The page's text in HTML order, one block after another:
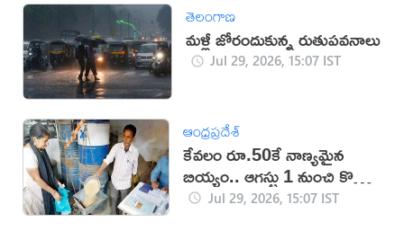
తెలంగాణ
మళ్లీ జోరందుకున్న రుతుపవనాలు
Jul 29, 2026, 15:07 IST
ఆంధ్రప్రదేశ్
కేవలం రూ.50కే నాణ్యమైన
బియ్యం.. ఆగస్టు 1 నుంచి కొత్త
పథకంJul 29, 2026, 15:07 IST